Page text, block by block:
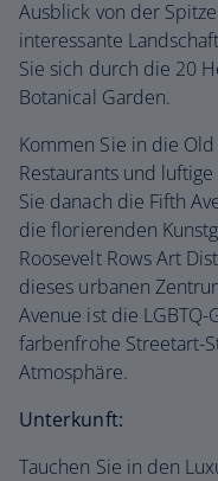
Ausblick von der
interessante
Sie sich durch die 20
Botanical Garden.
Kommen Sie in die
Restaurants und
Sie danach die Fifth
die florierenden
Roosevelt Rows Art
dieses urbanen
Avenue ist die
farbenfrohe Streetart-
Atmosphäre.
Unterkunft:
Tauchen Sie in den